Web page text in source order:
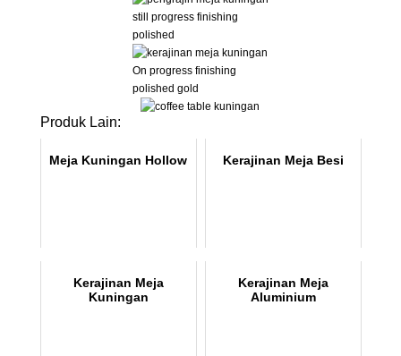
still progress finishing
polished
On progress finishing
polished gold
Produk Lain:
Meja Kuningan Hollow Kerajinan Meja Besi
Kerajinan Meja
Kuningan
Kerajinan Meja
Aluminium